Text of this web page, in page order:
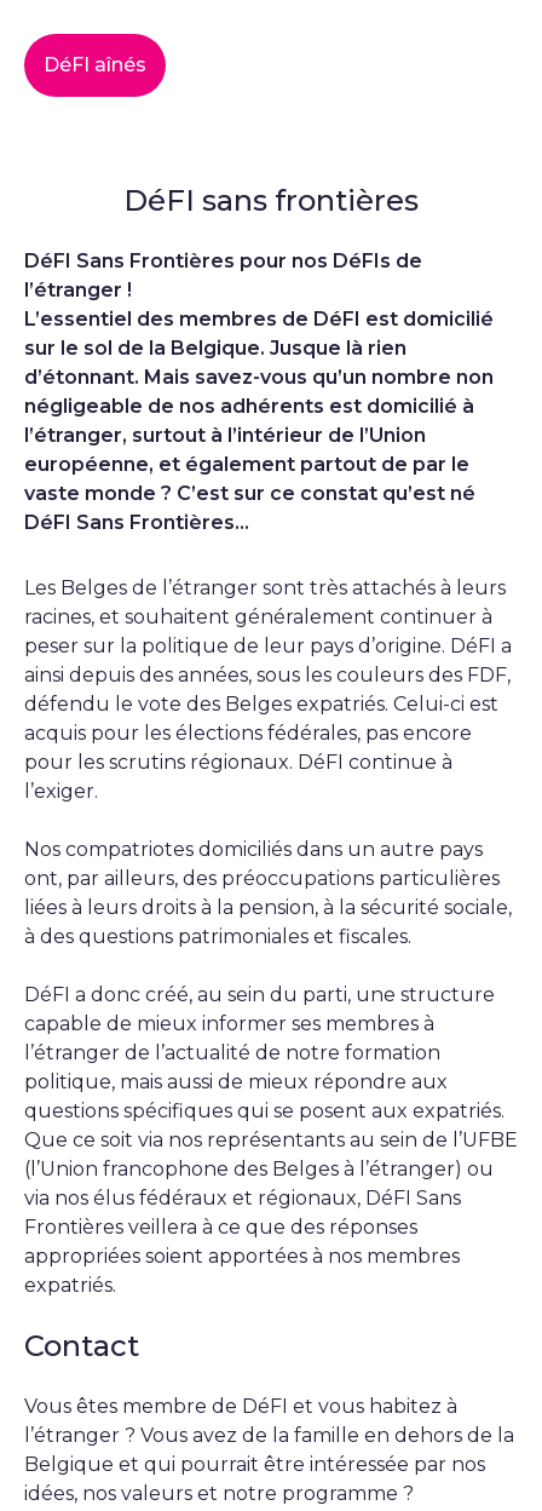
DéFI aînés
DéFI sans frontières
DéFI Sans Frontières pour nos DéFIs de
l’étranger !
L’essentiel des membres de DéFI est domicilié
sur le sol de la Belgique. Jusque là rien
d’étonnant. Mais savez-vous qu’un nombre non
négligeable de nos adhérents est domicilié à
l’étranger, surtout à l’intérieur de l’Union
européenne, et également partout de par le
vaste monde ? C’est sur ce constat qu’est né
DéFI Sans Frontières…
Les Belges de l’étranger sont très attachés à leurs
racines, et souhaitent généralement continuer à
peser sur la politique de leur pays d’origine. DéFI a
ainsi depuis des années, sous les couleurs des FDF,
défendu le vote des Belges expatriés. Celui-ci est
acquis pour les élections fédérales, pas encore
pour les scrutins régionaux. DéFI continue à
l’exiger.
Nos compatriotes domiciliés dans un autre pays
ont, par ailleurs, des préoccupations particulières
liées à leurs droits à la pension, à la sécurité sociale,
à des questions patrimoniales et fiscales.
DéFI a donc créé, au sein du parti, une structure
capable de mieux informer ses membres à
l’étranger de l’actualité de notre formation
politique, mais aussi de mieux répondre aux
questions spécifiques qui se posent aux expatriés.
Que ce soit via nos représentants au sein de l’UFBE
(l’Union francophone des Belges à l’étranger) ou
via nos élus fédéraux et régionaux, DéFI Sans
Frontières veillera à ce que des réponses
appropriées soient apportées à nos membres
expatriés.
Contact
Vous êtes membre de DéFI et vous habitez à
l’étranger ? Vous avez de la famille en dehors de la
Belgique et qui pourrait être intéressée par nos
idées, nos valeurs et notre programme ?